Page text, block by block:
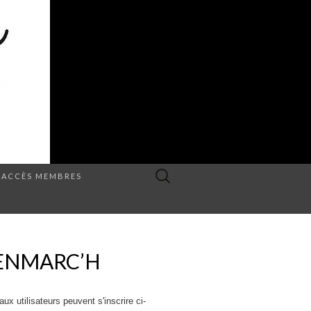
ACCÈS MEMBRES Rechercher :
utilisateurs peuvent s'inscrire ci-